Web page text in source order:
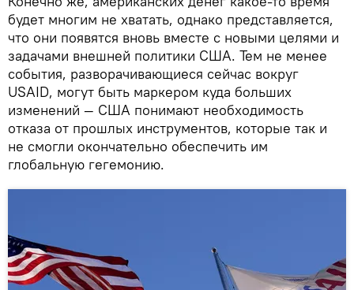
будет многим не хватать, однако представляется,
что они появятся вновь вместе с новыми целями и
задачами внешней политики США. Тем не менее
события, разворачивающиеся сейчас вокруг
USAID, могут быть маркером куда больших
изменений — США понимают необходимость
отказа от прошлых инструментов, которые так и
не смогли окончательно обеспечить им
глобальную гегемонию.